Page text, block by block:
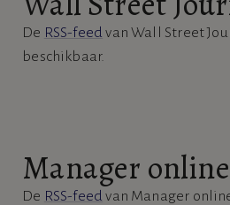
De RSS-feed van Wall Street
beschikbaar.
Manager online
De RSS-feed van Manager